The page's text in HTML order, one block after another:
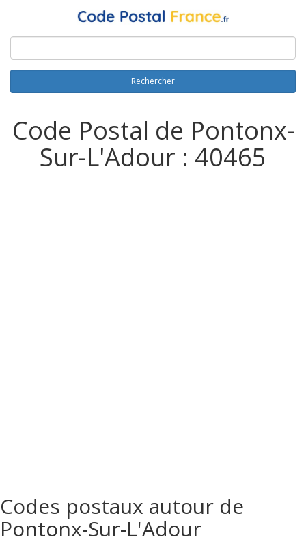
Rechercher
Code Postal de Pontonx-
Sur-L'Adour : 40465
Codes postaux autour de
Pontonx-Sur-L'Adour